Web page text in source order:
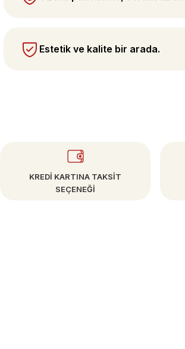
Estetik ve kalite bir arada.
KREDİ KARTINA TAKSİT
SEÇENEĞİ